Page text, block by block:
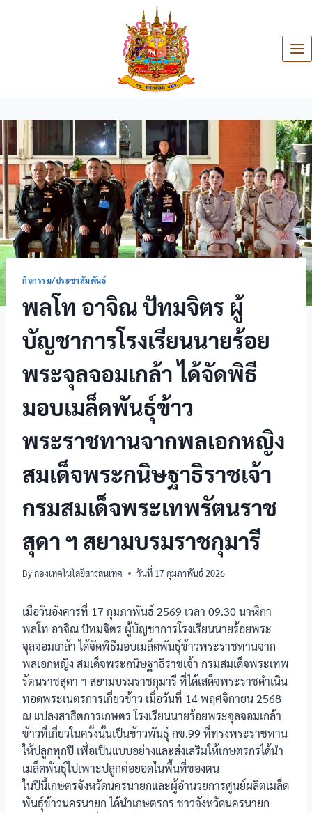
กิจกรรม/ประชาสัมพันธ์
พลโท อาจิณ ปัทมจิตร ผู้
บัญชาการโรงเรียนนายร้อย
พระจุลจอมเกล้า ได้จัดพิธี
มอบเมล็ดพันธุ์ข้าว
พระราชทานจากพลเอกหญิง
สมเด็จพระกนิษฐาธิราชเจ้า
กรมสมเด็จพระเทพรัตนราช
สุดา ฯ สยามบรมราชกุมารี
Byกองเทคโนโลยีสารสนเทศ วันที่ 17 กุมภาพันธ์ 2026
เมื่อวันอังคารที่ 17 กุมภาพันธ์ 2569 เวลา 09.30 นาฬิกา
พลโท อาจิณ ปัทมจิตร ผู้บัญชาการโรงเรียนนายร้อยพระ
จุลจอมเกล้า ได้จัดพิธีมอบเมล็ดพันธุ์ข้าวพระราชทานจาก
พลเอกหญิง สมเด็จพระกนิษฐาธิราชเจ้า กรมสมเด็จพระเทพ
รัตนราชสุดา ฯ สยามบรมราชกุมารี ที่ได้เสด็จพระราชดำเนิน
ทอดพระเนตรการเกี่ยวข้าว เมื่อวันที่ 14 พฤศจิกายน 2568
ณ แปลงสาธิตการเกษตร โรงเรียนนายร้อยพระจุลจอมเกล้า
ข้าวที่เกี่ยวในครั้งนั้นเป็นข้าวพันธ์ุ กข.99 ที่ทรงพระราชทาน
ให้ปลูกทุกปี เพื่อเป็นแบบอย่างและส่งเสริมให้เกษตรกรได้นำ
เมล็ดพันธุ์ไปเพาะปลูกต่อยอดในพื้นที่ของตน
ในปีนี้เกษตรจังหวัดนครนายกและผู้อำนวยการศูนย์ผลิตเมล็ด
พันธุ์ข้าวนครนายก ได้นำเกษตรกร ชาวจังหวัดนครนายก